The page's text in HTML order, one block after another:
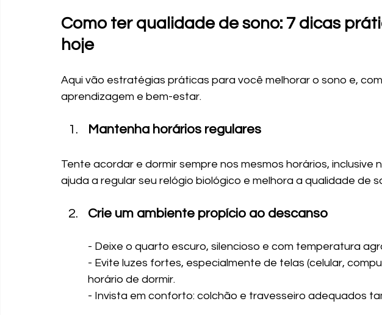
Como ter qualidade de sono: 7 dicas
hoje
Aqui vão estratégias práticas para você melhorar o sono e,
aprendizagem e bem-estar.
Mantenha horários regulares
Tente acordar e dormir sempre nos mesmos horários, inclusive
ajuda a regular seu relógio biológico e melhora a qualidade de
Crie um ambiente propício ao descanso
- Deixe o quarto escuro, silencioso e com temperatura
- Evite luzes fortes, especialmente de telas (celular,
horário de dormir.
- Invista em conforto: colchão e travesseiro adequados